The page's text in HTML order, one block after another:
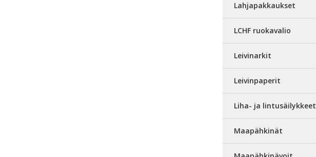
Lahjapakkaukset
LCHF ruokavalio
Leivinarkit
Leivinpaperit
Liha- ja lintusäilykkeet
Maapähkinät